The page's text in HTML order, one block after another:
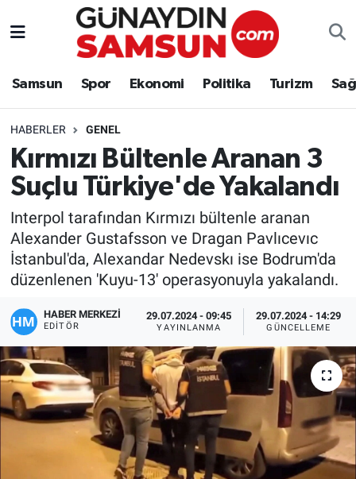
Samsun Spor Ekonomi Politika Turizm
HABERLER GENEL
Kırmızı Bültenle Aranan 3
Suçlu Türkiye'de Yakalandı
Interpol tarafından Kırmızı bültenle aranan
Alexander Gustafsson ve Dragan Pavlıcevıc
İstanbul'da, Alexandar Nedevskı ise Bodrum'da
düzenlenen 'Kuyu-13' operasyonuyla yakalandı.
HABER MERKEZİ
EDITÖR
29.07.2024 - 09:45
YAYINLANMA
29.07.2024 - 14:29
GÜNCELLEME
Samsun
Politika
Turizm
Sağlık
Yaşam
Kültür Sanat
Bilim ve Teknoloji
Nöbetçi Eczaneler
Süper Lig Puan Durumu ve Fikstür
Tüm Manşetler
Son Dakika Haberleri